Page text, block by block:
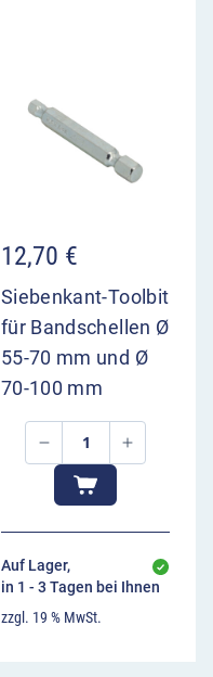
12,70 €
Siebenkant-Toolbit
für Bandschellen Ø
55-70 mm und Ø
70-100 mm
Auf Lager,
in 1 - 3 Tagen bei Ihnen
zzgl. 19 % MwSt.